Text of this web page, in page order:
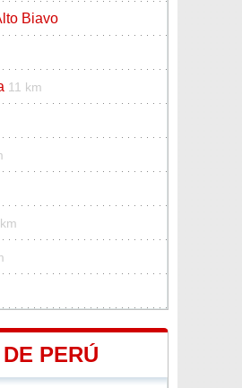
Biavo
11 km
PERÚ